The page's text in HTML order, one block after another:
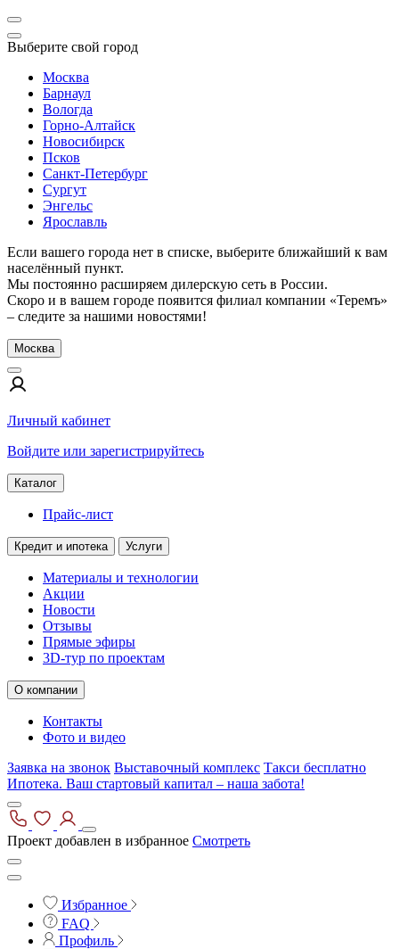
Выберите свой город
Москва
Барнаул
Вологда
Горно-Алтайск
Новосибирск
Псков
Санкт-Петербург
Сургут
Энгельс
Ярославль
Если вашего города нет в списке, выберите ближайший к вам
населённый пункт.
Мы постоянно расширяем дилерскую сеть в России.
Скоро и в вашем городе появится филиал компании «Теремъ»
– следите за нашими новостями!
Москва
Личный кабинет
Войдите или зарегистрируйтесь
Каталог
Прайс-лист
Кредит и ипотека Услуги
Материалы и технологии
Акции
Новости
Отзывы
Прямые эфиры
3D-тур по проектам
О компании
Контакты
Фото и видео
Заявка на звонок Выставочный комплекс Такси бесплатно
Ипотека. Ваш стартовый капитал – наша забота!
Проект добавлен в избранное Смотреть
Избранное
FAQ
Профиль